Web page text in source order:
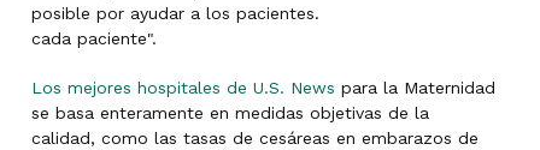
posible por ayudar a los pacientes.
cada paciente".
Los mejores hospitales de U.S. News para la Maternidad
se basa enteramente en medidas objetivas de la
calidad, como las tasas de cesáreas en embarazos de